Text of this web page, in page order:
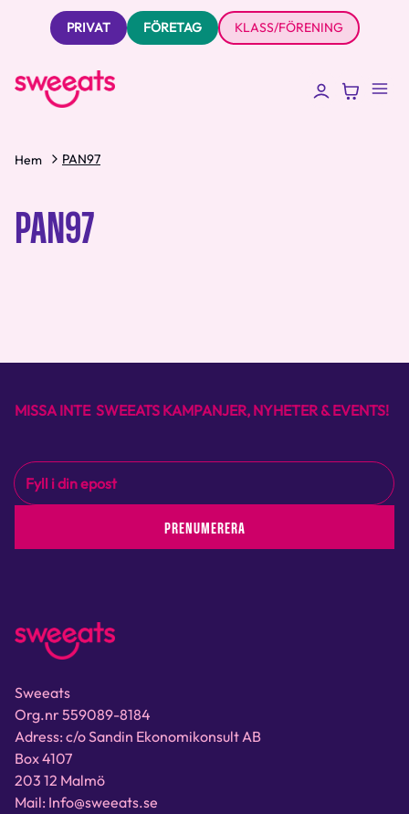
PRIVAT FÖRETAG KLASS/FÖRENING
Hem PAN97
PAN97
MISSA INTE SWEEATS KAMPANJER, NYHETER & EVENTS!
PRENUMERERA
Sweeats
Org.nr 559089-8184
Adress: c/o Sandin Ekonomikonsult AB
Box 4107
203 12 Malmö
Mail: Info@sweeats.se